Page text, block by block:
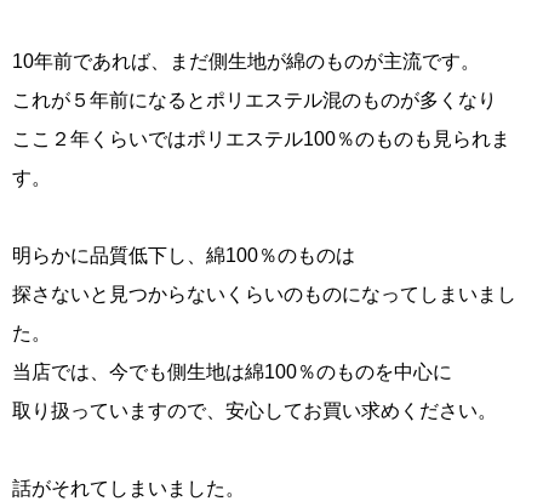
10年前であれば、まだ側生地が綿のものが主流です。
これが５年前になるとポリエステル混のものが多くなり
ここ２年くらいではポリエステル100％のものも見られま
す。
明らかに品質低下し、綿100％のものは
探さないと見つからないくらいのものになってしまいまし
た。
当店では、今でも側生地は綿100％のものを中心に
取り扱っていますので、安心してお買い求めください。
話がそれてしまいました。